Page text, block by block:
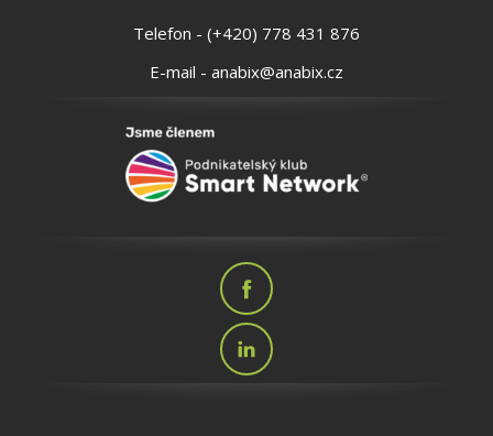
Telefon - (+420) 778 431 876
E-mail - anabix@anabix.cz